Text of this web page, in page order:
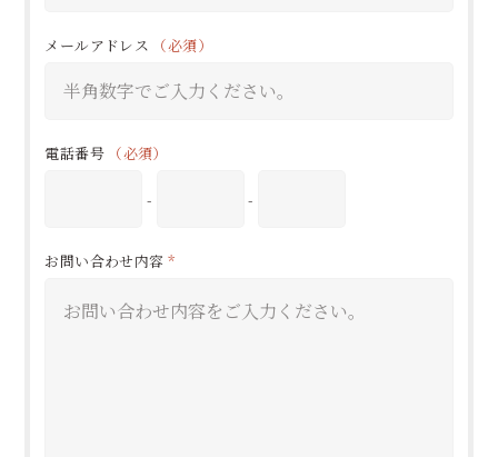
メールアドレス （必須）
電話番号 （必須）
- -
お問い合わせ内容 *